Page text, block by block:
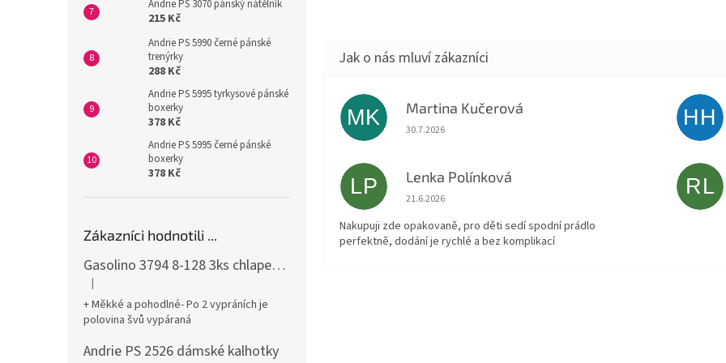
Andrie PS 3070 pánský nátělník
215 Kč
Andrie PS 5990 černé pánské
trenýrky
288 Kč
Andrie PS 5995 tyrkysové pánské
boxerky
378 Kč
Andrie PS 5995 černé pánské
boxerky
378 Kč
Zákazníci hodnotili ...
Gasolino 3794 8-128 3ks chlapecké boxerky
Hodnocení produktu je 3 z 5 hvězdiček.
|
+ Měkké a pohodlné- Po 2 vypráních je
polovina švů vypáraná
Andrie PS 2526 dámské kalhotky
MK Martina Kučerová
Hodnocení obchodu je 5 z 5 hvězdiček.
30.7.2026
HH
LP Lenka Polínková
Hodnocení obchodu je 5 z 5 hvězdiček.
21.6.2026
Nakupuji zde opakovaně, pro děti sedí spodní prádlo
perfektně, dodání je rychlé a bez komplikací
RL